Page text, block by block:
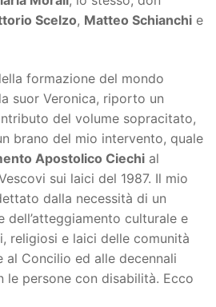
Scelzo, Matteo Schianchi e
formazione del mondo
suor Veronica, riporto un
del volume sopracitato,
brano del mio intervento, quale
Apostolico Ciechi al
sui laici del 1987. Il mio
dalla necessità di un
dell’atteggiamento culturale e
religiosi e laici delle comunità
al Concilio ed alle decennali
le persone con disabilità. Ecco